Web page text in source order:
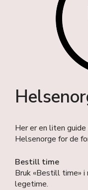
Her er en liten
Helsenorge for de
Bestill time
Bruk «Bestill time»
legetime.